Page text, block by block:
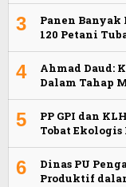
3
Panen Banyak
120 Petani
4
Ahmad Daud:
Dalam Tahap
5
PP GPI dan
Tobat
6
Dinas PU
Produktif